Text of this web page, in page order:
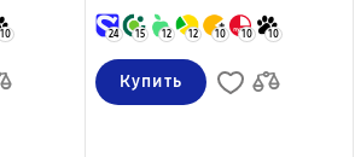
10 24 15 12 12 10 10 10
Купить